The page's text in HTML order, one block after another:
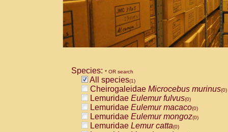
Species: * OR search
All species(1)
Cheirogaleidae Microcebus murinus(0)
Lemuridae Eulemur fulvus(0)
Lemuridae Eulemur macaco(0)
Lemuridae Eulemur mongoz(0)
Lemuridae Lemur catta(0)